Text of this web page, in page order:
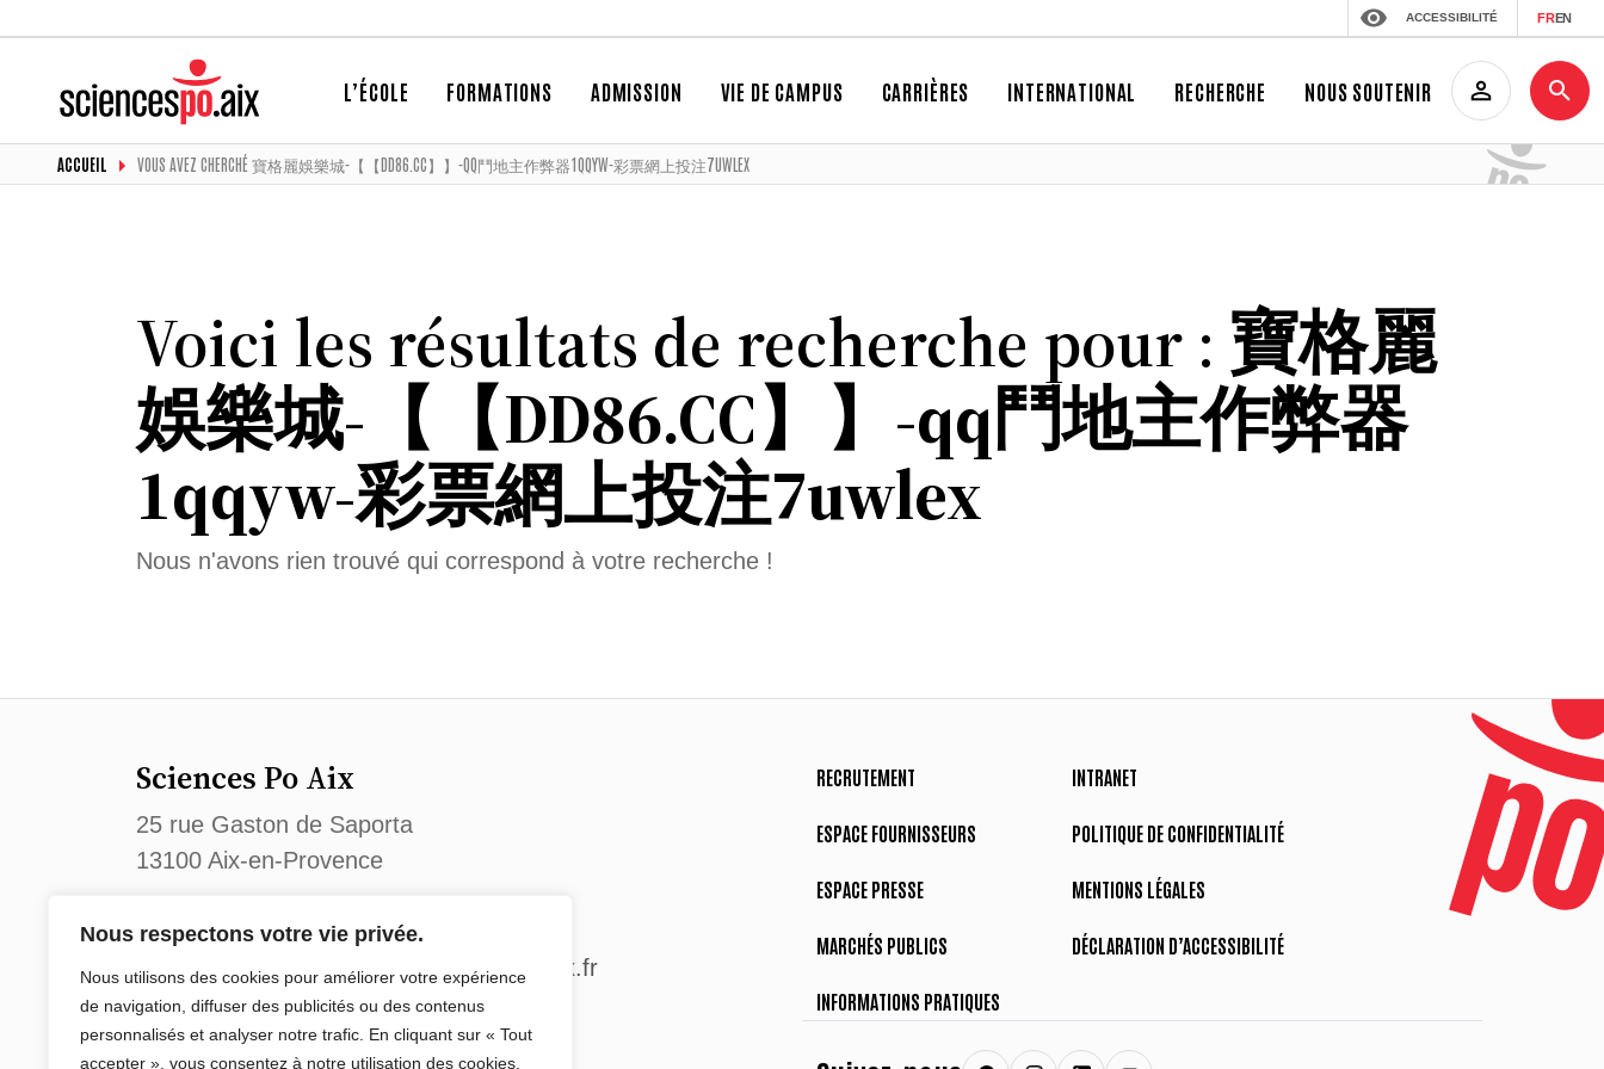
Nous respectons votre vie privée.
Nous utilisons des cookies pour améliorer votre expérience
de navigation, diffuser des publicités ou des contenus
personnalisés et analyser notre trafic. En cliquant sur « Tout
accepter », vous consentez à notre utilisation des cookies.
ACCESSIBILITÉ FREN
L’ÉCOLE FORMATIONS ADMISSION VIE DE CAMPUS CARRIÈRES INTERNATIONAL RECHERCHE NOUS SOUTENIR
ACCUEIL VOUS AVEZ CHERCHÉ 寶格麗娛樂城-【【DD86.CC】】-QQ鬥地主作弊器1QQYW-彩票網上投注7UWLEX
Voici les résultats de recherche pour : 寶格麗
娛樂城-【【DD86.CC】】-qq鬥地主作弊器
1qqyw-彩票網上投注7uwlex
Nous n'avons rien trouvé qui correspond à votre recherche !
Sciences Po Aix
25 rue Gaston de Saporta
13100 Aix-en-Provence
Tel : 04 65 04 70 00
Courriel :
sciencespo.aix@sciencespo-aix.fr
RECRUTEMENT
ESPACE FOURNISSEURS
ESPACE PRESSE
MARCHÉS PUBLICS
INFORMATIONS PRATIQUES
INTRANET
POLITIQUE DE CONFIDENTIALITÉ
MENTIONS LÉGALES
DÉCLARATION D’ACCESSIBILITÉ
Site réalisé parIntuitiv-Interactive